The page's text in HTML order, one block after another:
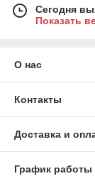
Сегодня
Показать
О нас
Контакты
Доставка и
График работы